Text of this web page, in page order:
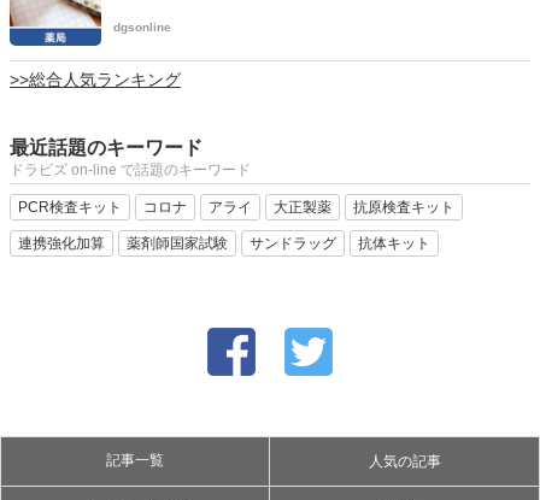
dgsonline
>>総合人気ランキング
最近話題のキーワード
ドラビズ on-line で話題のキーワード
PCR検査キット コロナ アライ 大正製薬 抗原検査キット
連携強化加算 薬剤師国家試験 サンドラッグ 抗体キット
記事一覧 人気の記事